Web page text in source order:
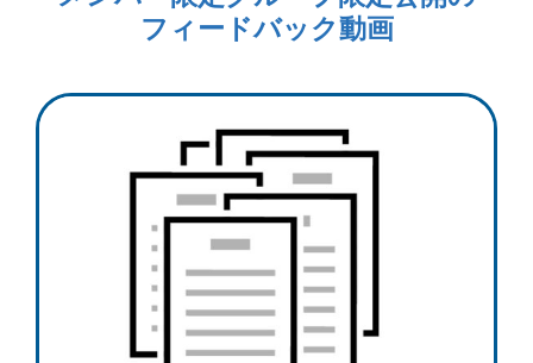
フィードバック動画